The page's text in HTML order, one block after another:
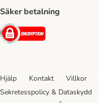
Säker betalning
Security
Hjälp Kontakt Villkor
Sekretesspolicy & Dataskydd